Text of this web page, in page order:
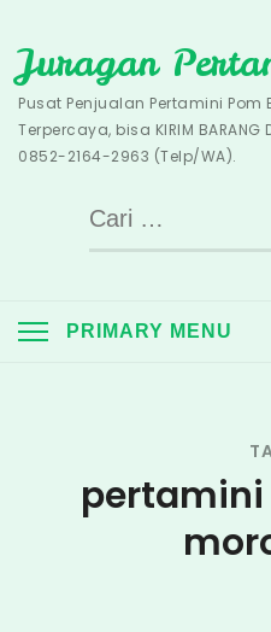
to
content
Juragan
Pusat Penjualan Pertamini Pom
Terpercaya, bisa KIRIM
0852-2164-2963 (Telp/WA).
Cari
untuk:
PRIMARY MENU
pertamini